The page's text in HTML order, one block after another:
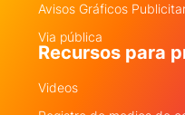
Avisos Gráficos
Via pública
Recursos para
Videos